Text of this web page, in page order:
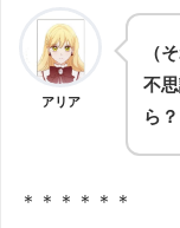
アリア
（
不
ら？
＊＊＊＊＊＊